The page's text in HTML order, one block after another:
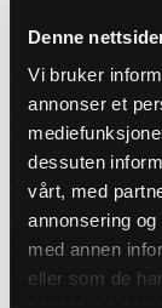
Denne
Vi bruker
annonser et
dessuten
vårt, med
annonsering
med annen
eller som de
Tufft linne i grå
dödskallemotiv.
vid hals och
Tillverkat i ett lätt
gymmet, festivalen
vardagsstil!
DETALJER
Passform: Regular
Tvättråd: 30°